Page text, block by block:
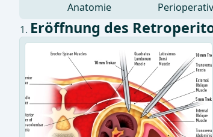
Brasilianisch
Anatomie
Eröffnung des